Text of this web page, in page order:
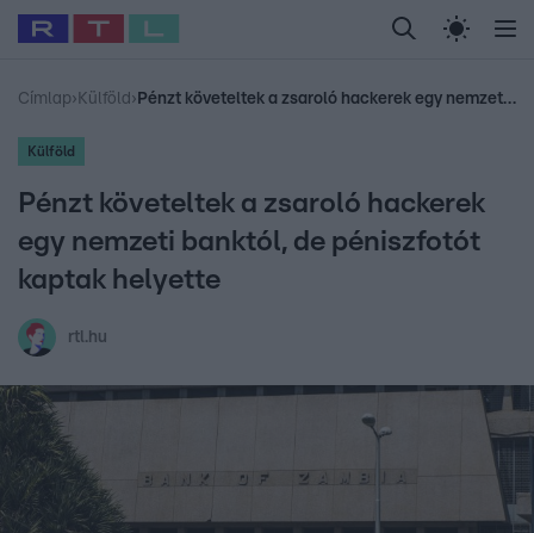
Legfrissebb RTL Híradó Randi Celeb vagyok,
Babits Marcella Most Wanted Gallusz
Címlap› Külföld › Pénzt követeltek a zsaroló hackerek egy nemzeti banktól, de péniszfotót kaptak helyette
Külföld
Pénzt követeltek a zsaroló hackerek
egy nemzeti banktól, de péniszfotót
kaptak helyette
rtl.hu